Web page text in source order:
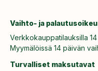
Vaihto- ja
Verkkokauppatilauksilla
Myymälöissä 14 päivän
Turvalliset maksutavat